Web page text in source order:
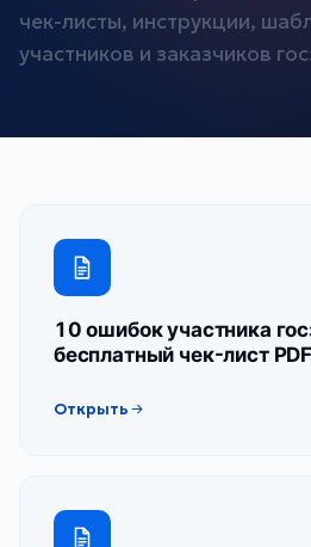
чек-листы, инструкции,
участников и заказчиков
10 ошибок участника
бесплатный чек-лист PDF
Открыть